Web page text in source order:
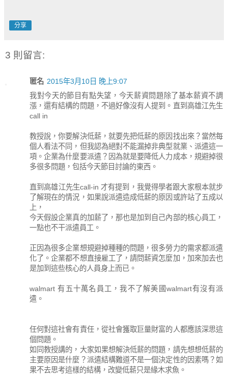
分享
3 則留言:
匿名 2015年3月10日 晚上9:07
我對今天的節目有點失望，今天薪資問題除了基本薪資不調
漲，還有結構的問題，不過好像沒有人提到。直到高雄江先生
call in
教授說，你要解決低薪，就要先把低薪的原因找出來？當然每
個人看法不同，但我認為絕對不能漏掉非典型就業、派遣這一
項。企業為什麼要派遣？因為就是要降低人力成本，規避掉很
多很多問題，包括今天節目討論的東西。
直到高雄江先生call-in 才有提到，我覺得學者跟大家根本就步
了解現在的情況，如果說派遣造成低薪的原因或許站了五成以
上，
今天假設企業真的加薪了，那也是加到自己內部的核心員工，
一點也不干派遣員工。
正因為很多企業想規避掉種種的問題，很多勞力的需求都派遣
化了。企業都不想直接雇工了，請問薪資怎麼加，加來加去也
是加到這些核心的人員身上而已。
walmart 有五十萬名員工，我不了解美國walmart有沒有派
遣。
任何對這社會有責任，從社會獲取巨量財富的人都應該深思這
個問題。
如同教授講的，大家如果想解決低薪的問題，請先想想低薪的
主要原因是什麼？派遣結構難道不是一個決定性的因素嗎？如
果不去思考這樣的結構，改變低薪只是緣木求魚。